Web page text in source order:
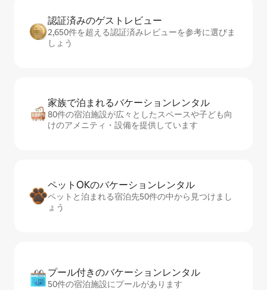
認証済みのゲ⁠ス⁠ト⁠レ⁠ビ⁠ュ⁠ー
2,650件を超える認証済みレビューを参考に選びま
しょう
家族で泊まれるバ⁠ケ⁠ー⁠シ⁠ョ⁠ンレ⁠ン⁠タ⁠ル
80件の宿泊施設が広々としたスペースや子ども向
けのアメニティ・設備を提供しています
ペットOKのバ⁠ケ⁠ー⁠シ⁠ョ⁠ンレ⁠ン⁠タ⁠ル
ペットと泊まれる宿泊先50件の中から見つけまし
ょう
プール付きのバ⁠ケ⁠ー⁠シ⁠ョ⁠ンレ⁠ン⁠タ⁠ル
50件の宿泊施設にプールがあります